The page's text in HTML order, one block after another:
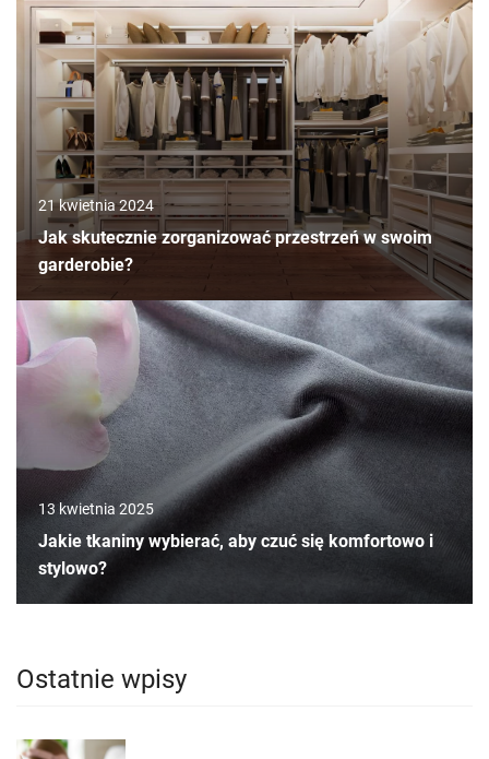
21 kwietnia 2024
Jak skutecznie zorganizować przestrzeń w swoim
garderobie?
13 kwietnia 2025
Jakie tkaniny wybierać, aby czuć się komfortowo i
stylowo?
Ostatnie wpisy